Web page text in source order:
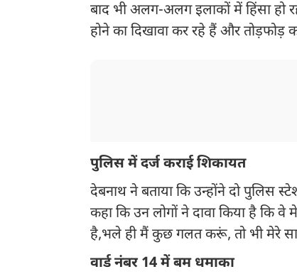
बाद भी अलग-अलग इलाकों में हिंसा हो
होने का दिखावा कर रहे हैं और तोड़फोड़
पुलिस में दर्ज कराई शिकायत
देबनाथ ने बताया कि उन्होंने दो पुलिस
कहा कि उन लोगों ने दावा किया है कि
है,भले ही मैं कुछ गलत करूं, तो भी मेरे साथ
वार्ड नंबर 14 में बम धमाका